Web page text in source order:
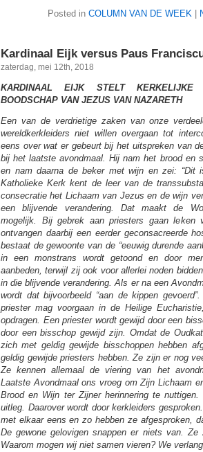
Posted in COLUMN VAN DE WEEK
Kardinaal Eijk versus Paus
zaterdag, mei 12th, 2018
KARDINAAL EIJK STELT
BOODSCHAP VAN JEZUS VAN NAZARETH
Een van de verdrietige zaken van onze
wereldkerkleiders niet willen overgaan tot
eens over wat er gebeurt bij het uitspreken van
bij het laatste avondmaal. Hij nam het brood en
en nam daarna de beker met wijn en zei: “Dit
Katholieke Kerk kent de leer van de
consecratie het Lichaam van Jezus en de wijn
een blijvende verandering. Dat maakt de
mogelijk. Bij gebrek aan priesters gaan
ontvangen daarbij een eerder geconsacreerde
bestaat de gewoonte van de “eeuwig durende
in een monstrans wordt getoond en door
aanbeden, terwijl zij ook voor allerlei noden
in die blijvende verandering. Als er na een
wordt dat bijvoorbeeld “aan de kippen
priester mag voorgaan in de Heilige
opdragen. Een priester wordt gewijd door een
door een bisschop gewijd zijn. Omdat de
zich met geldig gewijde bisschoppen hebben
geldig gewijde priesters hebben. Ze zijn er nog
Ze kennen allemaal de viering van het
Laatste Avondmaal ons vroeg om Zijn Lichaam
Brood en Wijn ter Zijner herinnering te
uitleg. Daarover wordt door kerkleiders
met elkaar eens en zo hebben ze afgesproken,
De gewone gelovigen snappen er niets van. Ze
Waarom mogen wij niet samen vieren? We